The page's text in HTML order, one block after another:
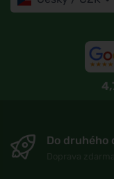
Do druhého